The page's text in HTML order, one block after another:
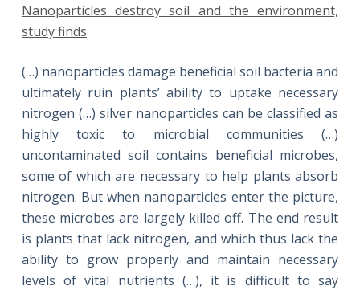
Nanoparticles destroy soil and the environment,
study finds
(…) nanoparticles damage beneficial soil bacteria and
ultimately ruin plants’ ability to uptake necessary
nitrogen (…) silver nanoparticles can be classified as
highly toxic to microbial communities (…)
uncontaminated soil contains beneficial microbes,
some of which are necessary to help plants absorb
nitrogen. But when nanoparticles enter the picture,
these microbes are largely killed off. The end result
is plants that lack nitrogen, and which thus lack the
ability to grow properly and maintain necessary
levels of vital nutrients (…), it is difficult to say